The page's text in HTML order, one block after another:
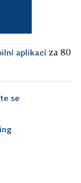
aplikací za 80
se